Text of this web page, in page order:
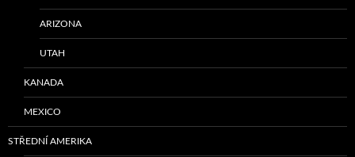
ARIZONA
UTAH
KANADA
MEXICO
STŘEDNÍ AMERIKA